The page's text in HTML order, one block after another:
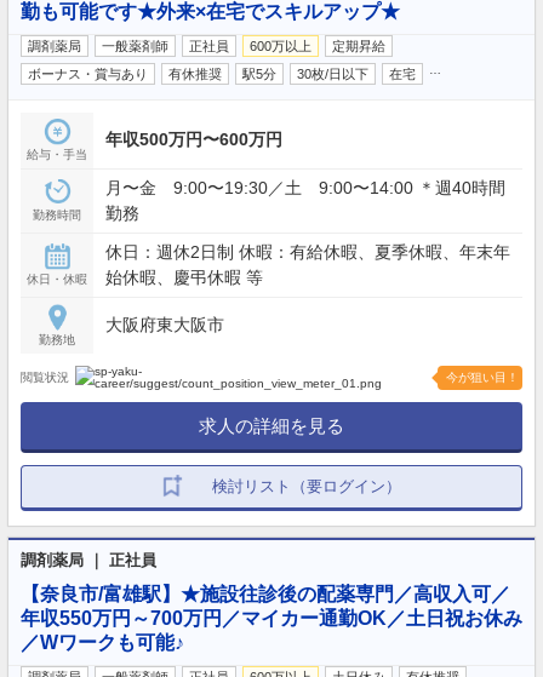
勤も可能です★外来×在宅でスキルアップ★
調剤薬局 一般薬剤師 正社員 600万以上
定期昇給
ボーナス・賞与あり
有休推奨 駅5分 30枚/日以下 在宅
給与・手当
年収500万円〜600万円
勤務時間
月〜金 9:00〜19:30／土 9:00〜14:00 ＊週40時間
勤務
休日・休暇
休日：週休2日制 休暇：有給休暇、夏季休暇、年末年
始休暇、慶弔休暇 等
勤務地
大阪府東大阪市
閲覧状況 今が狙い目！
求人の詳細を見る
検討リスト（要ログイン）
調剤薬局 ｜ 正社員
【奈良市/富雄駅】★施設往診後の配薬専門／高収入可／
年収550万円～700万円／マイカー通勤OK／土日祝お休み
／Wワークも可能♪